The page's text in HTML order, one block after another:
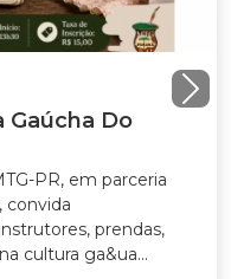
Do
parceria
prendas,
ga&ua...